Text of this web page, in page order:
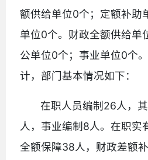
额供给单位0个；定额补助
单位0个。财政全额供给单
公单位0个；事业单位0个
计，部门基本情况如下：
在职人员编制26人，
人，事业编制8人。在职实
全额保障38人，财政差额